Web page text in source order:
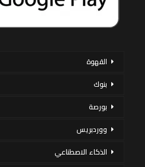
القهوة
بنوك
بورصة
ووردبريس
الذكاء الاصطناعي